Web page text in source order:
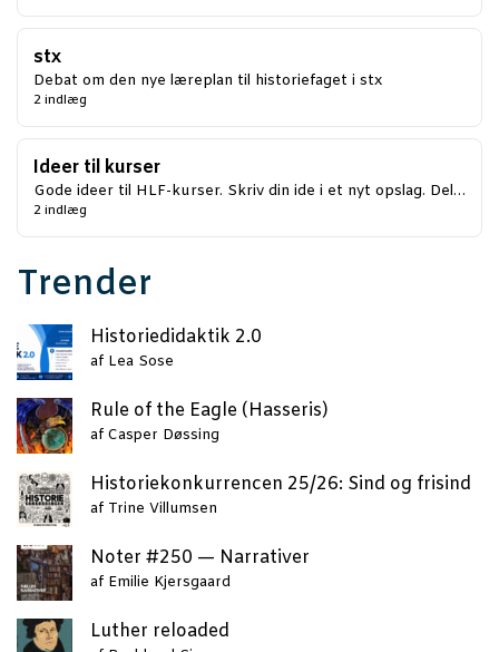
stx
Debat om den nye læreplan til historiefaget i stx
2 indlæg
Ideer til kurser
Gode ideer til HLF-kurser. Skriv din ide i et nyt opslag. Del…
2 indlæg
Trender
Histo­ri­e­di­dak­tik 2.0
af Lea Sose
Rule of the Eag­le (Has­se­ris)
af Casper Døssing
Histo­rie­kon­kur­ren­cen 25/26: Sind og frisind
af Trine Villumsen
Noter #250 — Narrativer
af Emilie Kjersgaard
Lut­her reloaded